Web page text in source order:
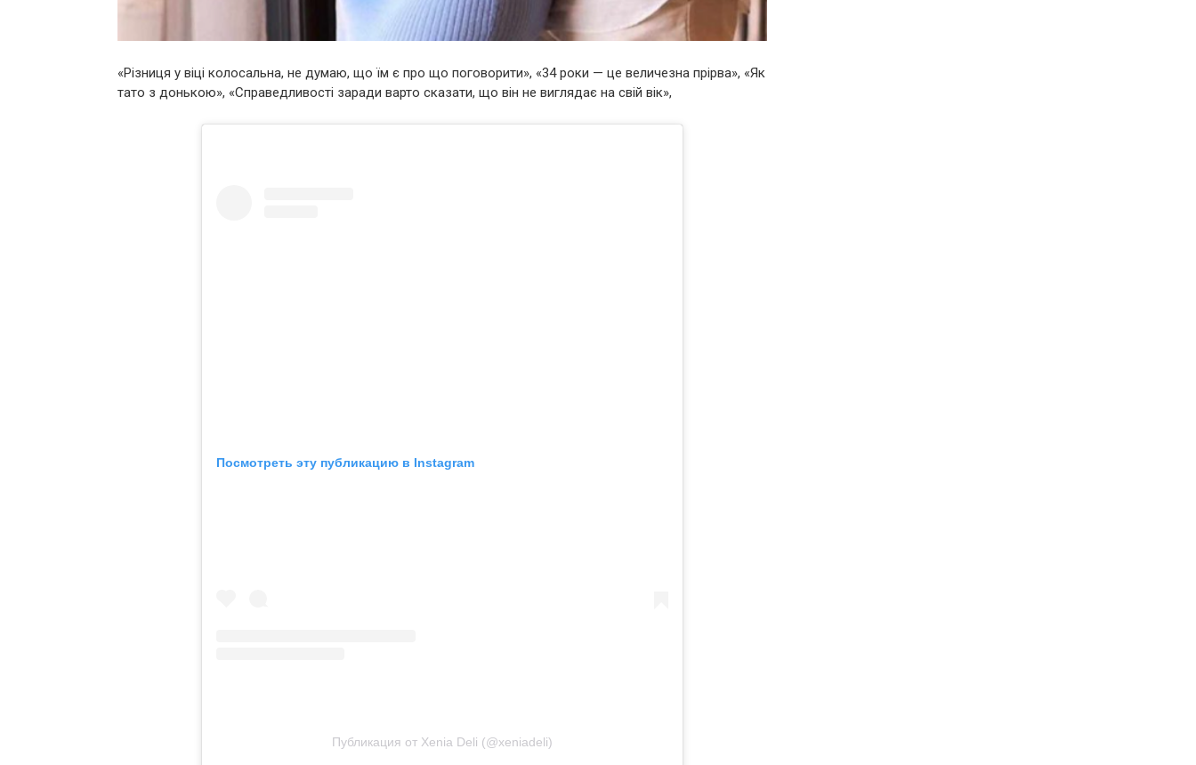
«Різниця у віці колосальна, не думаю, що їм є про що поговорити», «34 роки — це величезна прірва», «Як
тато з донькою», «Справедливості заради варто сказати, що він не виглядає на свій вік»,
Посмотреть эту публикацию в Instagram
Публикация от Xenia Deli (@xeniadeli)